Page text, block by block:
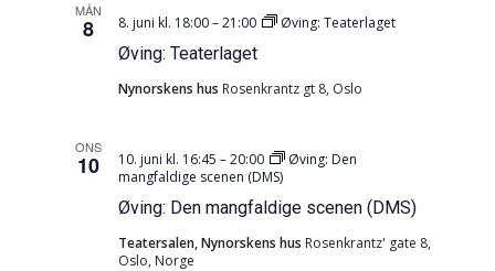
MÅN
8
Øving: Teaterlaget
8. juni kl. 18:00–21:00 Øving: Teaterlaget
Nynorskens hus Rosenkrantz gt 8, Oslo
ONS
10
Øving: Den mangfaldige scenen (DMS)
10. juni kl. 16:45 –20:00
Øving: Den
mangfaldige scenen (DMS)
Teatersalen, Nynorskens hus Rosenkrantz' gate 8,
Oslo, Norge